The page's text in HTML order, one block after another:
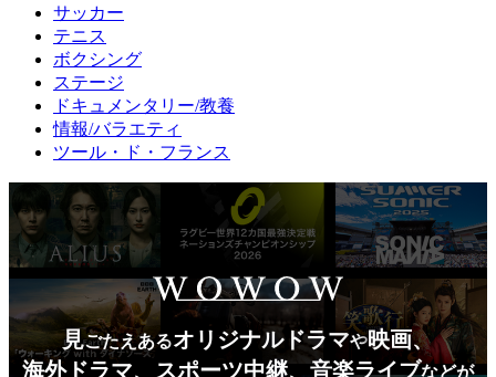
サッカー
テニス
ボクシング
ステージ
ドキュメンタリー/教養
情報/バラエティ
ツール・ド・フランス
見ごたえあるオリジナルドラマや映画、
海外ドラマ、スポーツ中継、音楽ライブなどが